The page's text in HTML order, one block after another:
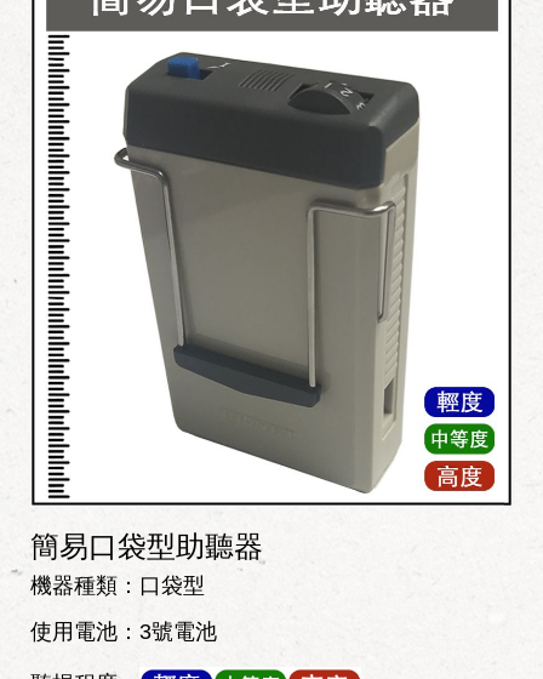
簡易口袋型助聽器
機器種類：口袋型
使用電池：3號電池